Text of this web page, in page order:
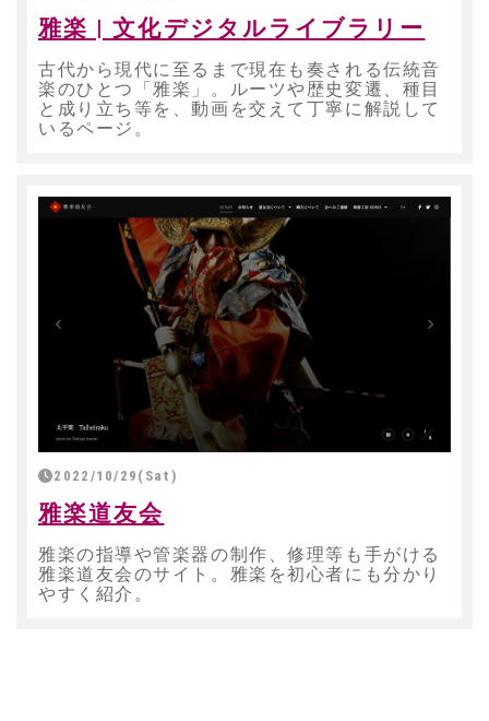
雅楽 | 文化デジタルライブラリー
古代から現代に至るまで現在も奏される伝統音
楽のひとつ「雅楽」。ルーツや歴史変遷、種目
と成り立ち等を、動画を交えて丁寧に解説して
いるページ。
2022/10/29(Sat)
雅楽道友会
雅楽の指導や管楽器の制作、修理等も手がける
雅楽道友会のサイト。雅楽を初心者にも分かり
やすく紹介。